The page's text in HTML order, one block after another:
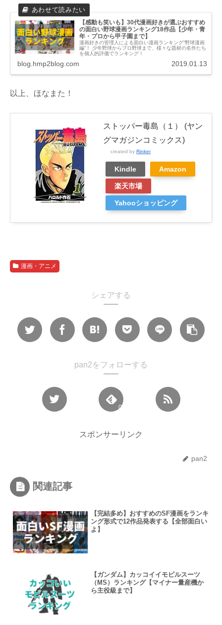
【感動も笑いも】30代漫画好きが選ぶおすすめ
の面白い野球漫画ランキング18作品【少年・青
年・プロから甲子園まで】
漫画好きの管理人による面白い漫画ランキング”野球漫画
編”！ 少年野球からプロ野球まで、様々な題材の名作たち
を個人的評価でランキング！
blog.hmp2blog.com 2019.01.13
以上、ほなまた！
ストッパー毒島（１） (ヤン
グマガジンコミックス)
created by Rinker
Kindle Amazon
楽天市場
Yahooショッピング
漫画・アニメ
シェアする
pan2をフォローする
0
スポンサーリンク
pan2
関連記事
【完結多め】おすすめのSF漫画をランキ
ング形式で12作品発表する【全部面白い
よ】
【ガンダム】カッコイイモビルスーツ
（MS）ランキング【マイナー量産機か
ら主役級まで】